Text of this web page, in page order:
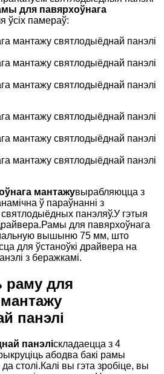
для павярхоўнага
ўсіх памераў:
мантажу святлодыёднай панэлі
мантажу святлодыёднай панэлі
мантажу святлодыёднай панэлі
мантажу святлодыёднай панэлі
мантажу святлодыёднай панэлі
мантажу святлодыёднай панэлі
мантажувырабляюцца з
ў параўнанні з
панэляў.У гэтыя
для павярхоўнага
вышыню 75 мм, што
для ўстаноўкі драйвера на
з беражкамі.
раму для
панэлі
панэліскладаецца з 4
абодва бакі рамы
столі.Калі вы гэта зробіце, вы